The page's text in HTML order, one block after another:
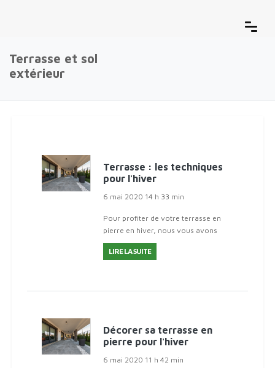
Terrasse et sol
extérieur
Terrasse : les techniques
pour l'hiver
6 mai 2020 14 h 33 min
Pour profiter de votre terrasse en
pierre en hiver, nous vous avons
recensé des astuces dans cet artic
LIRE LA SUITE
Décorer sa terrasse en
pierre pour l'hiver
6 mai 2020 11 h 42 min